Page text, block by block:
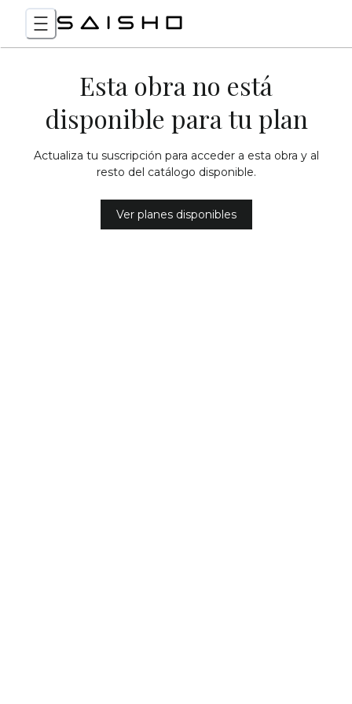
Esta obra no está
disponible para tu plan
Actualiza tu suscripción para acceder a esta obra y al
resto del catálogo disponible.
Ver planes disponibles